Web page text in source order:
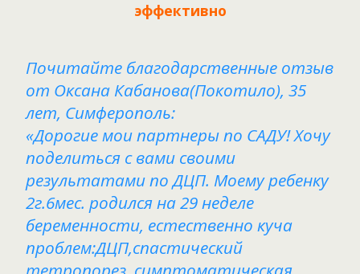
эффективно
Почитайте благодарственные отзыв
от Оксана Кабанова(Покотило), 35
лет, Симферополь:
«Дорогие мои партнеры по САДУ! Хочу
поделиться с вами своими
результатами по ДЦП. Моему ребенку
2г.6мес. родился на 29 неделе
беременности, естественно куча
проблем:ДЦП,спастический